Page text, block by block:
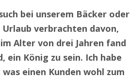
bei unserem Bäcker oder
verbrachten davon,
Alter von drei Jahren fand
ein König zu sein. Ich habe
einen Kunden wohl zum